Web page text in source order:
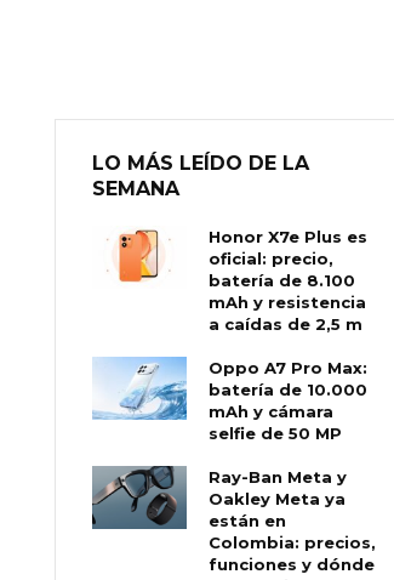
LO MÁS LEÍDO DE LA
SEMANA
Honor X7e Plus es
oficial: precio,
batería de 8.100
mAh y resistencia
a caídas de 2,5 m
Oppo A7 Pro Max:
batería de 10.000
mAh y cámara
selfie de 50 MP
Ray-Ban Meta y
Oakley Meta ya
están en
Colombia: precios,
funciones y dónde